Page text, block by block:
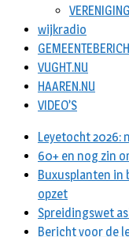
wijkradio
VUGHT.NU
HAAREN.NU
VIDEO’S
Leyetocht 2026:
60+ en nog zin
Buxusplanten in
opzet
Spreidingswet
Bericht voor de